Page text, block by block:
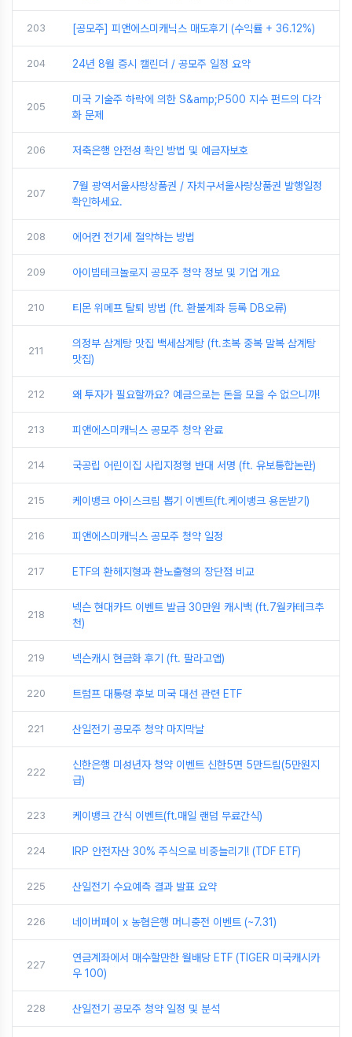
203 [공모주] 피앤에스미캐닉스 매도후기 (수익률 + 36.12%)
204 24년 8월 증시 캘린더 / 공모주 일정 요약
205
미국 기술주 하락에 의한 S&amp;P500 지수 펀드의 다각
화 문제
206 저축은행 안전성 확인 방법 및 예금자보호
207
7월 광역서울사랑상품권 / 자치구서울사랑상품권 발행일정
확인하세요.
208 에어컨 전기세 절약하는 방법
209 아이빔테크놀로지 공모주 청약 정보 및 기업 개요
210 티몬 위메프 탈퇴 방법 (ft. 환불계좌 등록 DB오류)
211
의정부 삼계탕 맛집 백세삼계탕 (ft.초복 중복 말복 삼계탕
맛집)
212 왜 투자가 필요할까요? 예금으로는 돈을 모을 수 없으니까!
213 피앤에스미캐닉스 공모주 청약 완료
214 국공립 어린이집 사립지정형 반대 서명 (ft. 유보통합논란)
215 케이뱅크 아이스크림 뽑기 이벤트(ft.케이뱅크 용돈받기)
216 피앤에스미캐닉스 공모주 청약 일정
217 ETF의 환헤지형과 환노출형의 장단점 비교
218
넥슨 현대카드 이벤트 발급 30만원 캐시백 (ft.7월카테크추
천)
219 넥슨캐시 현금화 후기 (ft. 팔라고앱)
220 트럼프 대통령 후보 미국 대선 관련 ETF
221 산일전기 공모주 청약 마지막날
222
신한은행 미성년자 청약 이벤트 신한5면 5만드림(5만원지
급)
223 케이뱅크 간식 이벤트(ft.매일 랜덤 무료간식)
224 IRP 안전자산 30% 주식으로 비중늘리기! (TDF ETF)
225 산일전기 수요예측 결과 발표 요약
226 네이버페이 x 농협은행 머니충전 이벤트 (~7.31)
227
연금계좌에서 매수할만한 월배당 ETF (TIGER 미국캐시카
우 100)
228 산일전기 공모주 청약 일정 및 분석